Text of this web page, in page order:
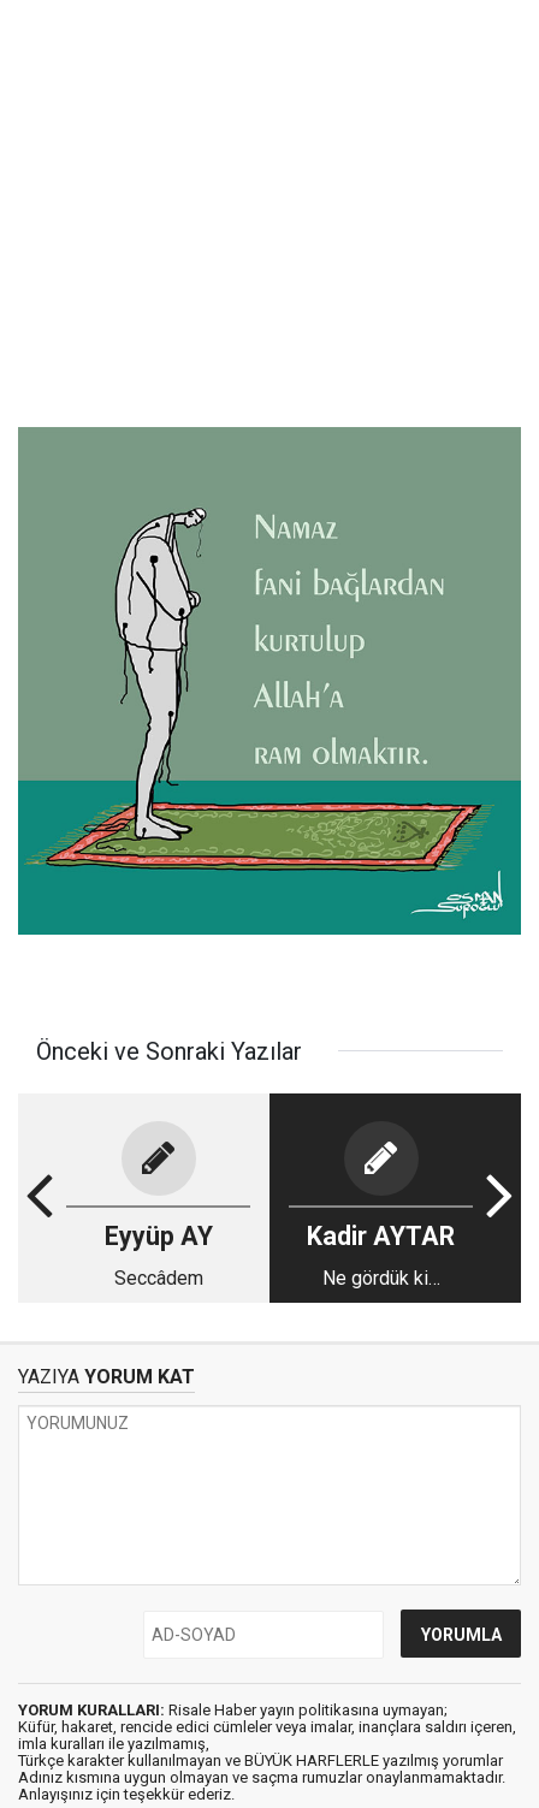
Önceki ve Sonraki Yazılar
Eyyüp AY
Seccâdem
Kadir AYTAR
Ne gördük ki…
YAZIYA YORUM KAT
YORUM KURALLARI: Risale Haber yayın politikasına uymayan;
Küfür, hakaret, rencide edici cümleler veya imalar, inançlara saldırı içeren,
imla kuralları ile yazılmamış,
Türkçe karakter kullanılmayan ve BÜYÜK HARFLERLE yazılmış yorumlar
Adınız kısmına uygun olmayan ve saçma rumuzlar onaylanmamaktadır.
Anlayışınız için teşekkür ederiz.